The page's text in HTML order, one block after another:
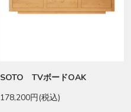
SOTO TVボードOAK
178,200円(税込)